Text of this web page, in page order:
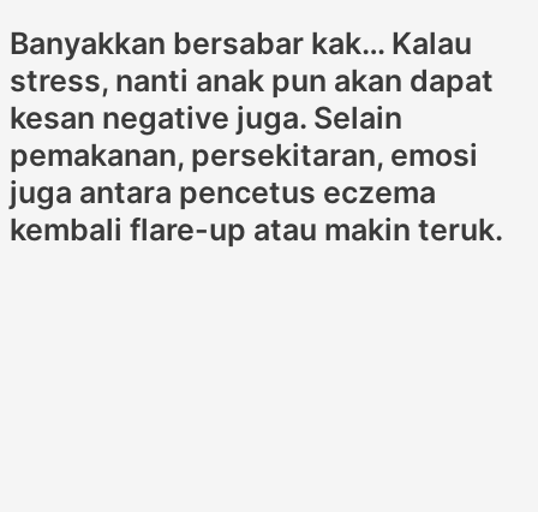
Banyakkan bersabar kak… Kalau
stress, nanti anak pun akan dapat
kesan negative juga. Selain
pemakanan, persekitaran, emosi
juga antara pencetus eczema
kembali flare-up atau makin teruk.